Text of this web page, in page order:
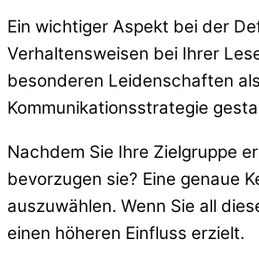
Ein wichtiger Aspekt bei der
Verhaltensweisen bei Ihrer
besonderen Leidenschaften
Kommunikationsstrategie
Nachdem Sie Ihre Zielgruppe
bevorzugen sie? Eine genaue
auszuwählen. Wenn Sie all
einen höheren Einfluss erzielt.